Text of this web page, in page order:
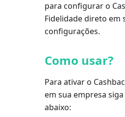
para configurar o
Fidelidade direto em
configurações.
Como usar?
Para ativar o
em sua empresa
abaixo: